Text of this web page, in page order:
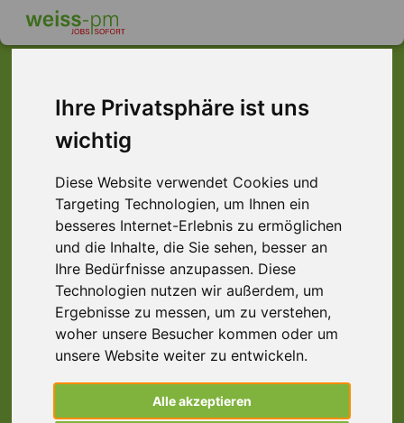
Ihre Privatsphäre ist uns
wichtig
Diese Website verwendet Cookies und
Targeting Technologien, um Ihnen ein
besseres Internet-Erlebnis zu ermöglichen
und die Inhalte, die Sie sehen, besser an
Ihre Bedürfnisse anzupassen. Diese
Technologien nutzen wir außerdem, um
Ergebnisse zu messen, um zu verstehen,
woher unsere Besucher kommen oder um
unsere Website weiter zu entwickeln.
Alle akzeptieren
Dieser Job ist leider
nicht mehr verfügbar ...
... aber vielleicht ist hier etwas dabei:
Fachkraft Lagerlogistik (m/w/d)
Edelmetall, Alzenau